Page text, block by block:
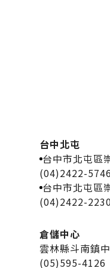
台中北屯
台中市北屯區
(04)2422-5746
台中市北屯區
(04)2422-
倉儲中心
雲林縣斗南鎮
(05)595-4126